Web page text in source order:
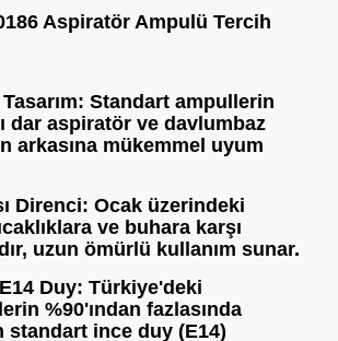
Aspiratör Ampulü Tercih
Standart ampullerin
dar aspiratör ve davlumbaz
arkasına mükemmel uyum
Direnci: Ocak üzerindeki
ve buhara karşı
uzun ömürlü kullanım sunar.
Duy: Türkiye'deki
%90'ından fazlasında
standart ince duy (E14)